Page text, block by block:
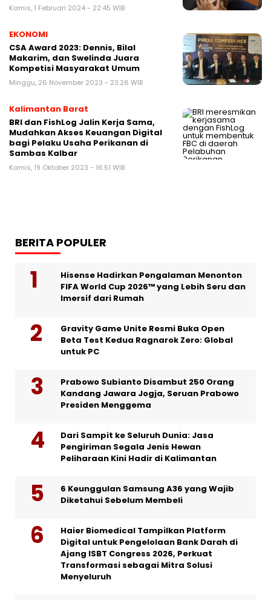
Kamis, 1 Februari 2024 - 22:45 WIB
EKONOMI
CSA Award 2023: Dennis, Bilal
Makarim, dan Swelinda Juara
Kompetisi Masyarakat Umum
Minggu, 26 November 2023 - 23:26 WIB
Kalimantan Barat
BRI dan FishLog Jalin Kerja Sama,
Mudahkan Akses Keuangan Digital
bagi Pelaku Usaha Perikanan di
Sambas Kalbar
Kamis, 19 Oktober 2023 - 16:51 WIB
BERITA POPULER
Hisense Hadirkan Pengalaman Menonton
FIFA World Cup 2026™ yang Lebih Seru dan
Imersif dari Rumah
Gravity Game Unite Resmi Buka Open
Beta Test Kedua Ragnarok Zero: Global
untuk PC
Prabowo Subianto Disambut 250 Orang
Kandang Jawara Jogja, Seruan Prabowo
Presiden Menggema
Dari Sampit ke Seluruh Dunia: Jasa
Pengiriman Segala Jenis Hewan
Peliharaan Kini Hadir di Kalimantan
6 Keunggulan Samsung A36 yang Wajib
Diketahui Sebelum Membeli
Haier Biomedical Tampilkan Platform
Digital untuk Pengelolaan Bank Darah di
Ajang ISBT Congress 2026, Perkuat
Transformasi sebagai Mitra Solusi
Menyeluruh